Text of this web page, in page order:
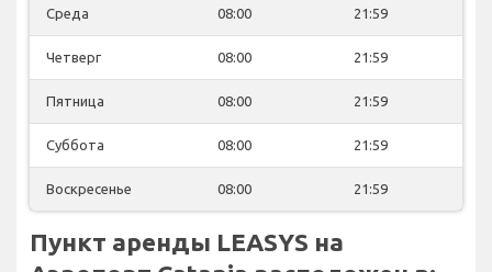
Среда 08:00 21:59
Четверг 08:00 21:59
Пятница 08:00 21:59
Суббота 08:00 21:59
Воскресенье 08:00 21:59
Пункт аренды LEASYS на